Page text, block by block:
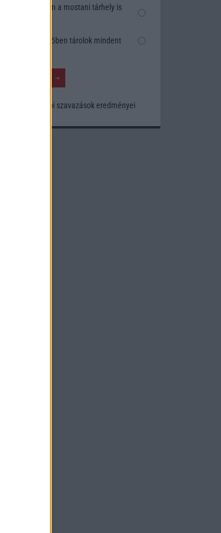
Nem, nekem a mostani tárhely is
Inkább felhőben tárolok mindent
Korábbi szavazások eredményei